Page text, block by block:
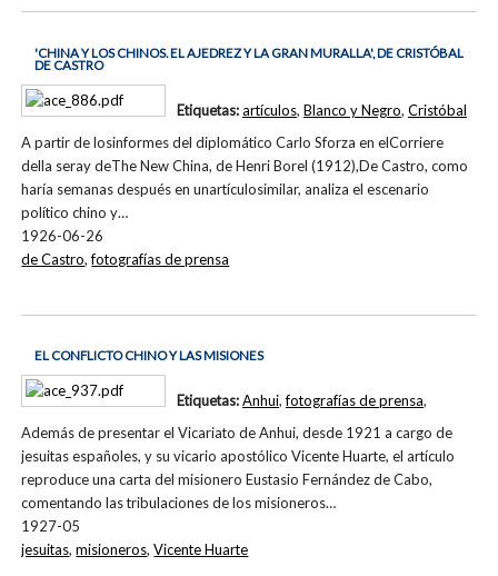
'CHINA Y LOS CHINOS. EL AJEDREZ Y LA GRAN MURALLA', DE CRISTÓBAL
DE CASTRO
A partir de losinformes del diplomático Carlo Sforza en elCorriere
della seray deThe New China, de Henri Borel (1912),De Castro, como
haría semanas después en unartículosimilar, analiza el escenario
político chino y…
1926-06-26
Etiquetas:artículos, Blanco y Negro, Cristóbal
de Castro,fotografías de prensa
EL CONFLICTO CHINO Y LAS MISIONES
Además de presentar el Vicariato de Anhui, desde 1921 a cargo de
jesuitas españoles, y su vicario apostólico Vicente Huarte, el artículo
reproduce una carta del misionero Eustasio Fernández de Cabo,
comentando las tribulaciones de los misioneros…
1927-05
Etiquetas:Anhui,fotografías de prensa,
jesuitas,misioneros,Vicente Huarte